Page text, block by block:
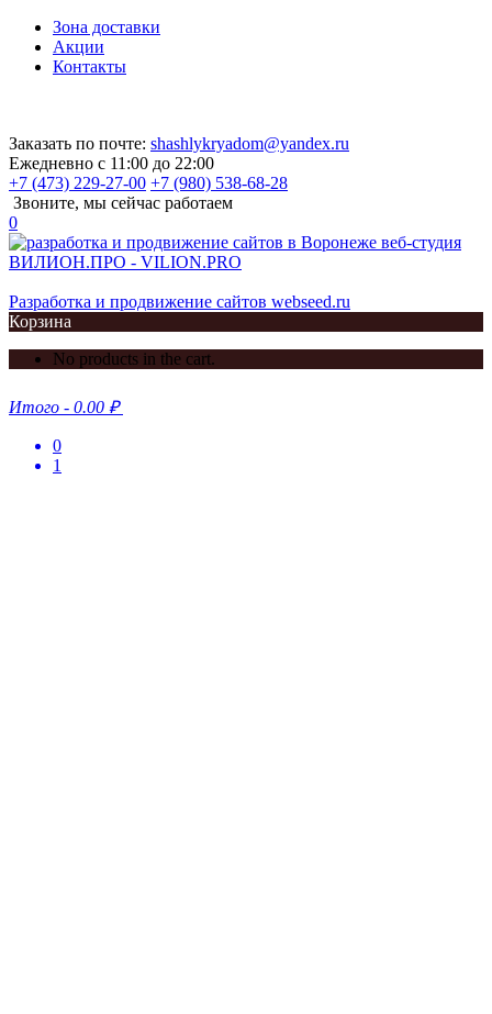
Зона доставки
Акции
Контакты
Заказать по почте: shashlykryadom@yandex.ru
Ежедневно с 11:00 до 22:00
+7 (473) 229-27-00 +7 (980) 538-68-28
Звоните, мы сейчас работаем
0
Разработка и продвижение сайтов webseed.ru
Корзина
No products in the cart.
Итого - 0.00 ₽
0
1